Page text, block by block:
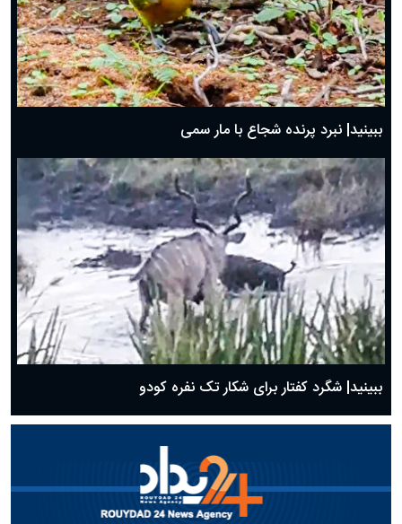
ببینید| نبرد پرنده شجاع با مار سمی
ببینید| شگرد کفتار برای شکار تک نفره کودو